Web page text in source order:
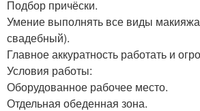
Подбор причёски.
Умение выполнять все виды
свадебный).
Главное аккуратность работать и
Условия работы:
Оборудованное рабочее место.
Отдельная обеденная зона.